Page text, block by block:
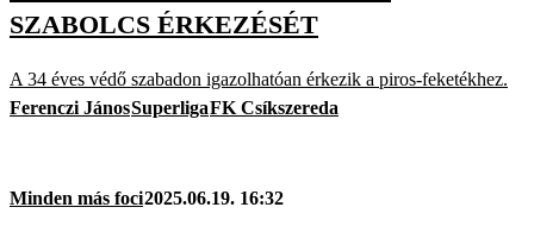
SZABOLCS ÉRKEZÉSÉT
A 34 éves védő szabadon igazolhatóan érkezik a piros-feketékhez.
Ferenczi JánosSuperligaFK Csíkszereda
Minden más foci2025.06.19. 16:32